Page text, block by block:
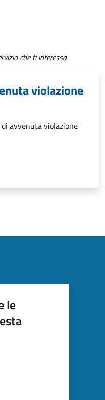
che ti interessa
violazione
avvenuta violazione
le